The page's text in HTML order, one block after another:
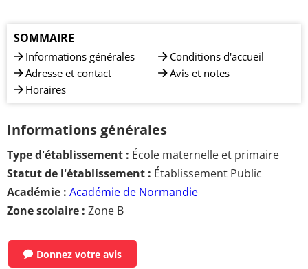
SOMMAIRE
Informations générales
Adresse et contact
Horaires
Conditions d'accueil
Avis et notes
Informations générales
Type d'établissement : École maternelle et primaire
Statut de l'établissement : Établissement Public
Académie : Académie de Normandie
Zone scolaire : Zone B
Donnez votre avis